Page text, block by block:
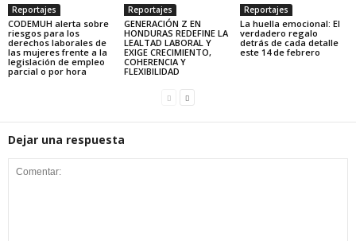
Reportajes
CODEMUH alerta sobre
riesgos para los
derechos laborales de
las mujeres frente a la
legislación de empleo
parcial o por hora
Reportajes
GENERACIÓN Z EN
HONDURAS REDEFINE LA
LEALTAD LABORAL Y
EXIGE CRECIMIENTO,
COHERENCIA Y
FLEXIBILIDAD
Reportajes
La huella emocional: El
verdadero regalo
detrás de cada detalle
este 14 de febrero
Dejar una respuesta